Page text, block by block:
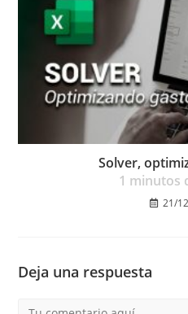
Solver,
1 minutos
21/
Deja una respuesta